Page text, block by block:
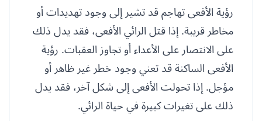
رؤية الأفعى تهاجم قد تشير إلى وجود تهديدات أو
مخاطر قريبة. إذا قتل الرائي الأفعى، فقد يدل ذلك
على الانتصار على الأعداء أو تجاوز العقبات. رؤية
الأفعى الساكنة قد تعني وجود خطر غير ظاهر أو
مؤجل. إذا تحولت الأفعى إلى شكل آخر، فقد يدل
ذلك على تغيرات كبيرة في حياة الرائي.